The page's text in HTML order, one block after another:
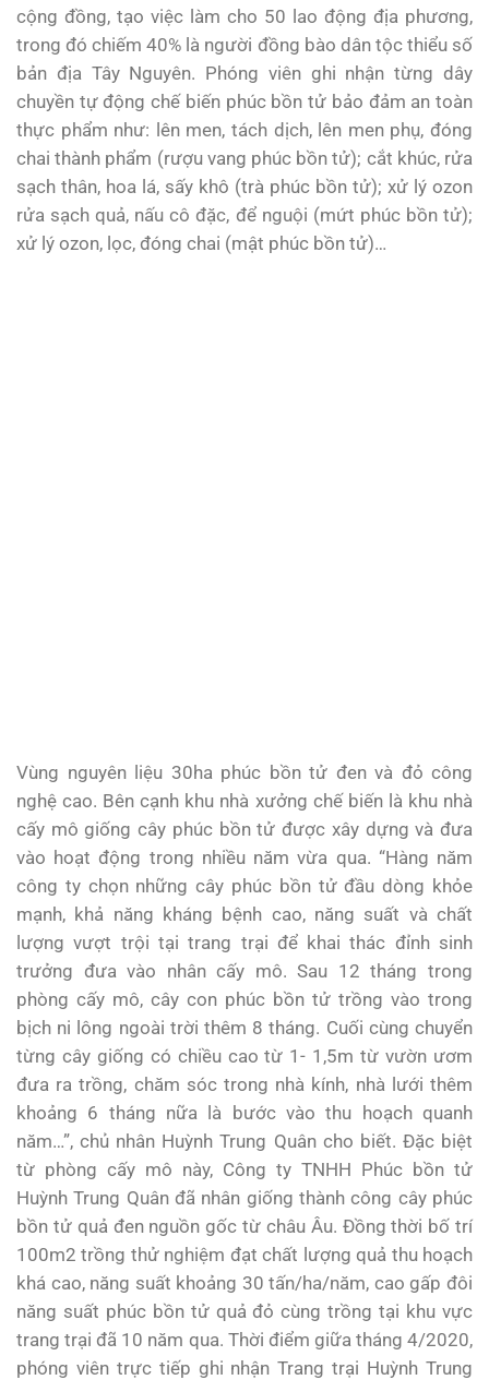
cộng đồng, tạo việc làm cho 50 lao động địa phương,
trong đó chiếm 40% là người đồng bào dân tộc thiểu số
bản địa Tây Nguyên. Phóng viên ghi nhận từng dây
chuyền tự động chế biến phúc bồn tử bảo đảm an toàn
thực phẩm như: lên men, tách dịch, lên men phụ, đóng
chai thành phẩm (rượu vang phúc bồn tử); cắt khúc, rửa
sạch thân, hoa lá, sấy khô (trà phúc bồn tử); xử lý ozon
rửa sạch quả, nấu cô đặc, để nguội (mứt phúc bồn tử);
xử lý ozon, lọc, đóng chai (mật phúc bồn tử)…
Vùng nguyên liệu 30ha phúc bồn tử đen và đỏ công
nghệ cao. Bên cạnh khu nhà xưởng chế biến là khu nhà
cấy mô giống cây phúc bồn tử được xây dựng và đưa
vào hoạt động trong nhiều năm vừa qua. “Hàng năm
công ty chọn những cây phúc bồn tử đầu dòng khỏe
mạnh, khả năng kháng bệnh cao, năng suất và chất
lượng vượt trội tại trang trại để khai thác đỉnh sinh
trưởng đưa vào nhân cấy mô. Sau 12 tháng trong
phòng cấy mô, cây con phúc bồn tử trồng vào trong
bịch ni lông ngoài trời thêm 8 tháng. Cuối cùng chuyển
từng cây giống có chiều cao từ 1- 1,5m từ vườn ươm
đưa ra trồng, chăm sóc trong nhà kính, nhà lưới thêm
khoảng 6 tháng nữa là bước vào thu hoạch quanh
năm…”, chủ nhân Huỳnh Trung Quân cho biết. Đặc biệt
từ phòng cấy mô này, Công ty TNHH Phúc bồn tử
Huỳnh Trung Quân đã nhân giống thành công cây phúc
bồn tử quả đen nguồn gốc từ châu Âu. Đồng thời bố trí
100m2 trồng thử nghiệm đạt chất lượng quả thu hoạch
khá cao, năng suất khoảng 30 tấn/ha/năm, cao gấp đôi
năng suất phúc bồn tử quả đỏ cùng trồng tại khu vực
trang trại đã 10 năm qua. Thời điểm giữa tháng 4/2020,
phóng viên trực tiếp ghi nhận Trang trại Huỳnh Trung